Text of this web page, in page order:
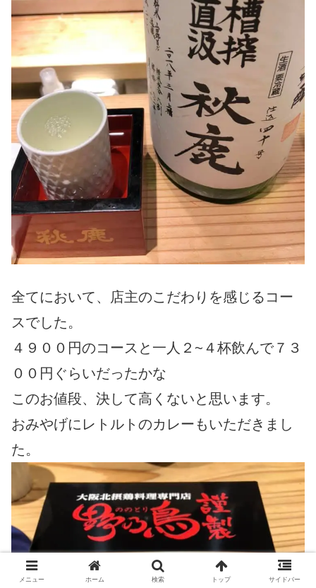
全てにおいて、店主のこだわりを感じるコー
スでした。
４９００円のコースと一人２~４杯飲んで７３
００円ぐらいだったかな
このお値段、決して高くないと思います。
おみやげにレトルトのカレーもいただきまし
た。
メニュー ホーム 検索 トップ サイドバー